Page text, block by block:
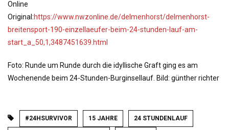
Online
Original:https://www.nwzonline.de/delmenhorst/delmenhorst-
breitensport-190-einzellaeufer-beim-24-stunden-lauf-am-
start_a_50,1,3487451639.html
Foto: Runde um Runde durch die idyllische Graft ging es am
Wochenende beim 24-Stunden-Burginsellauf. Bild: günther richter
#24HSURVIVOR 15 JAHRE 24 STUNDENLAUF